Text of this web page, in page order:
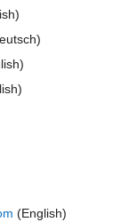
side of the
(English)